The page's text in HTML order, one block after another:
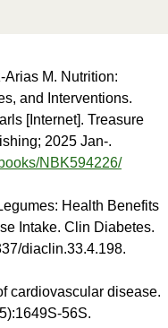
M. Nutrition:
and Interventions.
[Internet]. Treasure
2025 Jan-.
NBK594226/
Health Benefits
Intake. Clin Diabetes.
diaclin.33.4.198.
cardiovascular disease.
56S.